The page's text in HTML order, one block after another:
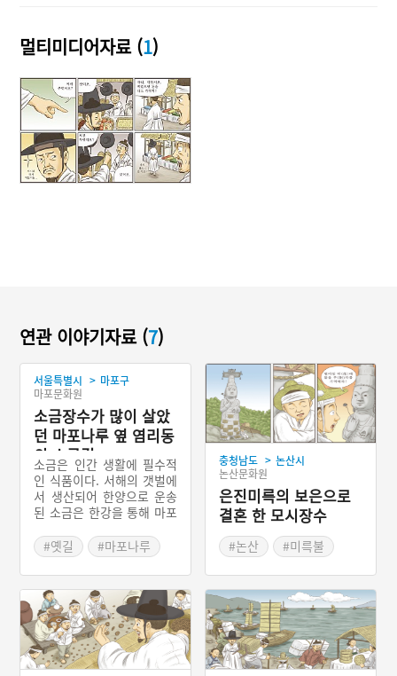
멀티미디어자료 (1)
연관 이야기자료 (7)
서울특별시 > 마포구
마포문화원
소금장수가 많이 살았
던 마포나루 옆 염리동
의 소금길
소금은 인간 생활에 필수적
인 식품이다. 서해의 갯벌에
서 생산되어 한양으로 운송
된 소금은 한강을 통해 마포
나루에서 부려진 소금은 광
흥창 부근의 소금창고로 이
동해 보관되다가 한양에 사
는 소비자들에게 공급되었
다. 광흥창 부근의 소금창고
에서 소금을 구입하려는 상
인들이 모여들기 시작하면
서 생긴 마을이 염리동이다.
즉 염리동은 소금장수들의
#옛길
#마포나루
#서울 염리동
충청남도 > 논산시
논산문화원
은진미륵의 보은으로
결혼 한 모시장수
#논산
#미륵불